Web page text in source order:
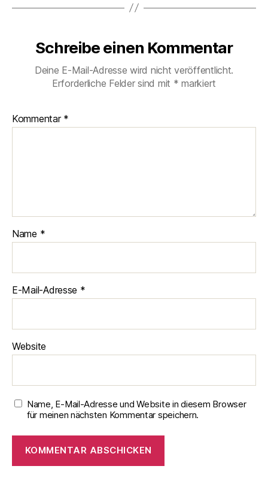
Schreibe einen Kommentar
Deine E-Mail-Adresse wird nicht veröffentlicht.
Erforderliche Felder sind mit * markiert
Kommentar *
Name *
E-Mail-Adresse *
Website
Name, E-Mail-Adresse und Website in diesem Browser
für meinen nächsten Kommentar speichern.